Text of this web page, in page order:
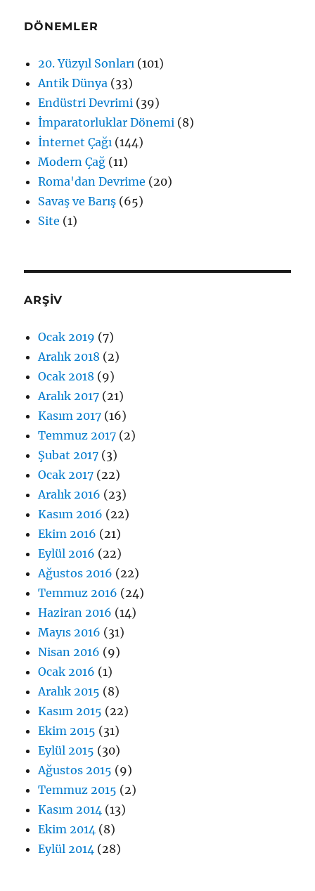
DÖNEMLER
20. Yüzyıl Sonları (101)
Antik Dünya (33)
Endüstri Devrimi (39)
İmparatorluklar Dönemi (8)
İnternet Çağı (144)
Modern Çağ (11)
Roma'dan Devrime (20)
Savaş ve Barış (65)
Site (1)
ARŞİV
Ocak 2019 (7)
Aralık 2018 (2)
Ocak 2018 (9)
Aralık 2017 (21)
Kasım 2017 (16)
Temmuz 2017 (2)
Şubat 2017 (3)
Ocak 2017 (22)
Aralık 2016 (23)
Kasım 2016 (22)
Ekim 2016 (21)
Eylül 2016 (22)
Ağustos 2016 (22)
Temmuz 2016 (24)
Haziran 2016 (14)
Mayıs 2016 (31)
Nisan 2016 (9)
Ocak 2016 (1)
Aralık 2015 (8)
Kasım 2015 (22)
Ekim 2015 (31)
Eylül 2015 (30)
Ağustos 2015 (9)
Temmuz 2015 (2)
Kasım 2014 (13)
Ekim 2014 (8)
Eylül 2014 (28)